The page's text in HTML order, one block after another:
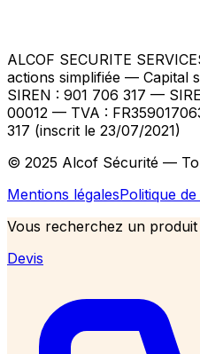
ALCOF SECURITE
actions simplifiée — Capital
SIREN : 901 706 317 —
00012 — TVA :
317 (inscrit le 23/07/2021)
© 2025 Alcof Sécurité —
Mentions légalesPolitique
Vous recherchez un produit
Devis